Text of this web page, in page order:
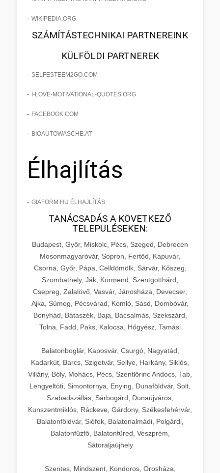
- WIKIPEDIA.ORG
SZÁMÍTÁSTECHNIKAI PARTNEREINK
KÜLFÖLDI PARTNEREK
- SELFESTEEM2GO.COM
- I-LOVE-MOTIVATIONAL-QUOTES.ORG
- FACEBOOK.COM
- BIOAUTOWASCHE.AT
Élhajlítás
- GIAFORM.HU ÉLHAJLÍTÁS
TANÁCSADÁS A KÖVETKEZŐ
TELEPÜLÉSEKEN:
Budapest, Győr, Miskolc, Pécs, Szeged, Debrecen
Mosonmagyaróvár, Sopron, Fertőd, Kapuvár,
Csorna, Győr, Pápa, Celldömölk, Sárvár, Kőszeg,
Szombathely, Ják, Körmend, Szentgotthárd,
Csepreg, Zalalövő, Vasvár, Jánosháza, Devecser,
Ajka, Sümeg, Pécsvárad, Komló, Sásd, Dombóvár,
Bonyhád, Bátaszék, Baja, Bácsalmás, Szekszárd,
Tolna, Fadd, Paks, Kalocsa, Hőgyész, Tamási
Balatonboglár, Kaposvár, Csurgó, Nagyatád,
Kadarkút, Barcs, Szigetvár, Sellye, Harkány, Siklós,
Villány, Bóly, Mohács, Pécs, Szentlőrinc Andocs, Tab,
Lengyeltóti, Simontornya, Enying, Dunaföldvár, Solt,
Szabadszállás, Sárbogárd, Dunaújváros,
Kunszentmiklós, Ráckeve, Gárdony, Székesfehérvár,
Balatonföldvár, Siófok, Balatonalmádi, Polgárdi,
Balatonfűzfő, Balatonfüred, Veszprém,
Sátoraljaújhely
Szentes, Mindszent, Kondoros, Orosháza,